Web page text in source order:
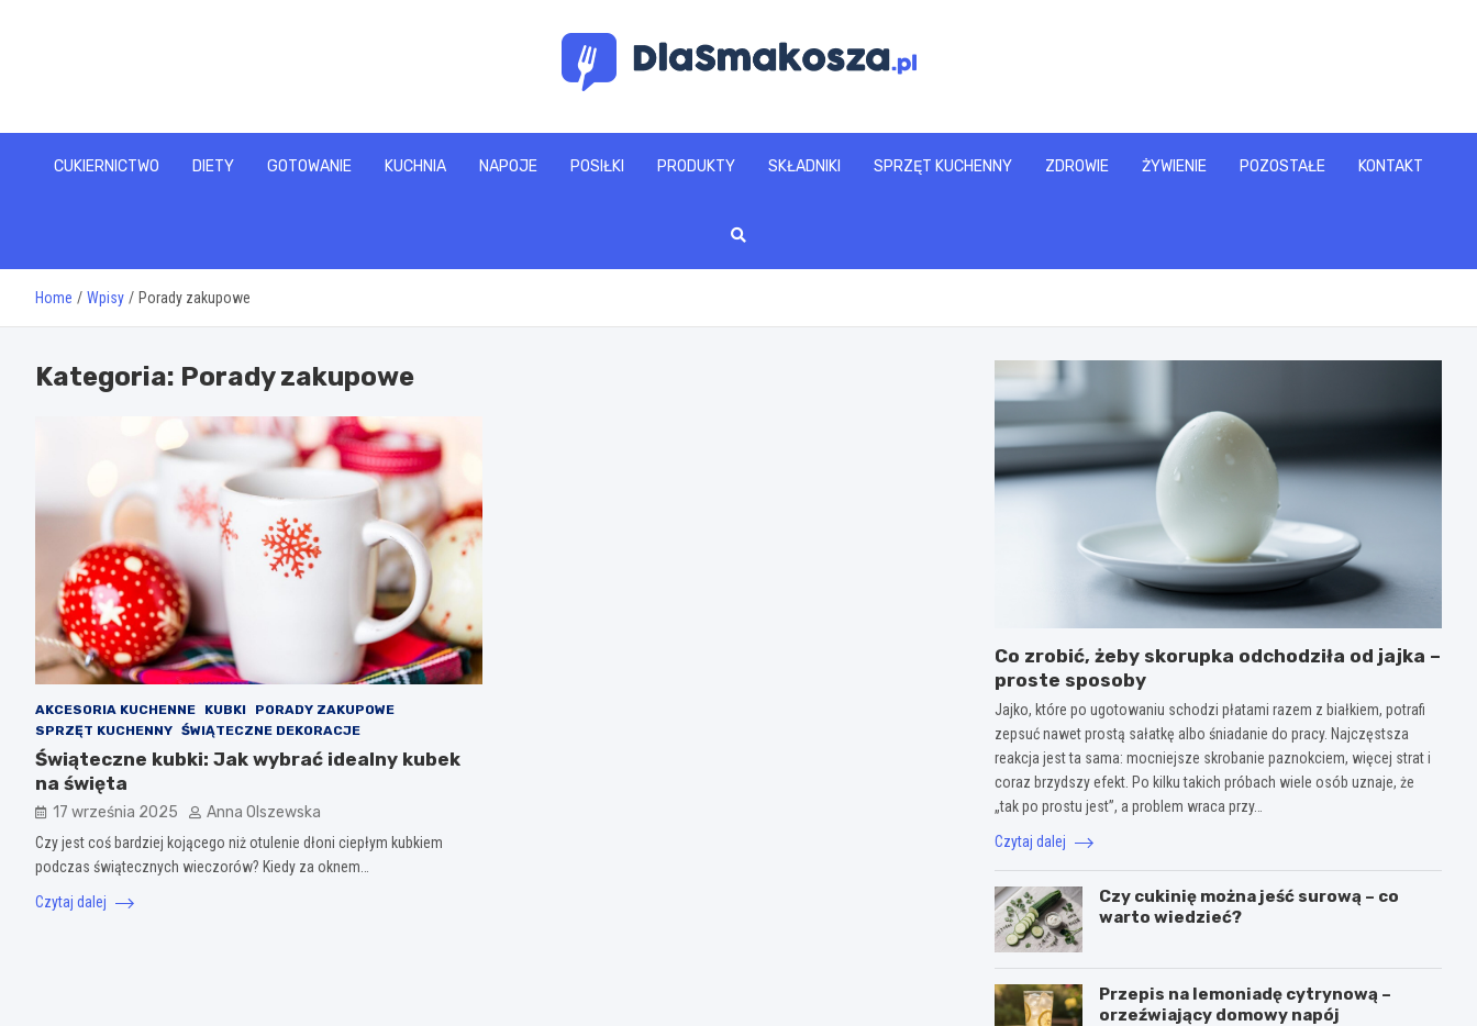
www.dlasmakosza.pl
CUKIERNICTWO DIETY GOTOWANIE KUCHNIA NAPOJE POSIŁKI PRODUKTY SKŁADNIKI SPRZĘT KUCHENNY ZDROWIE ŻYWIENIE POZOSTAŁE KONTAKT
Home Wpisy Porady zakupowe
Kategoria: Porady zakupowe
AKCESORIA KUCHENNE KUBKI
PORADY ZAKUPOWE
SPRZĘT KUCHENNY ŚWIĄTECZNE DEKORACJE
Świąteczne kubki: Jak wybrać idealny kubek
na święta
17 września 2025 Anna Olszewska
Czy jest coś bardziej kojącego niż otulenie dłoni ciepłym kubkiem
podczas świątecznych wieczorów? Kiedy za oknem…
Czytaj dalej
Co zrobić, żeby skorupka odchodziła od jajka –
proste sposoby
Jajko, które po ugotowaniu schodzi płatami razem z białkiem, potrafi
zepsuć nawet prostą sałatkę albo śniadanie do pracy. Najczęstsza
reakcja jest ta sama: mocniejsze skrobanie paznokciem, więcej strat i
coraz brzydszy efekt. Po kilku takich próbach wiele osób uznaje, że
„tak po prostu jest”, a problem wraca przy…
Czytaj dalej
Czy cukinię można jeść surową – co
warto wiedzieć?
Przepis na lemoniadę cytrynową –
orzeźwiający domowy napój